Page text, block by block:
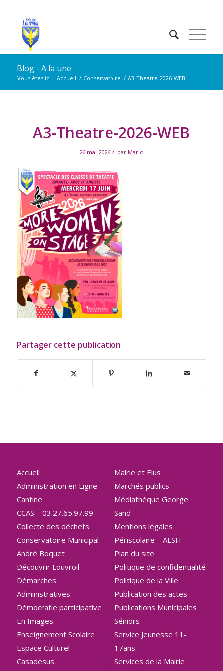
Blog - A la une
Vous êtes ici : Accueil / Conservatoire / A3-Theatre-2026-WEB
A3-Theatre-2026-WEB
26 mai 2026 / par Mario
Partager cette publication
Accueil
Administration en Ligne
Cantine
CCAS – 03.27.65.97.99
Collecte des déchets
Conservatoire Municipal
André Boquet
Découvrir Louvroil
Démarches
Administratives
Démocratie participative
En Images
Enseignement Scolaire
Espace Culturel
Casadesus
Mairie et Elus
Marchés publics
Médiathèque George
Sand
Mentions légales
Périscolaire – ALSH
Plan du site
Politique de confidentialité
Politique de la Ville
Publication des actes
Publications Municipales
Séniors
Service Jeunesse 11-
17ans
Services de la Mairie